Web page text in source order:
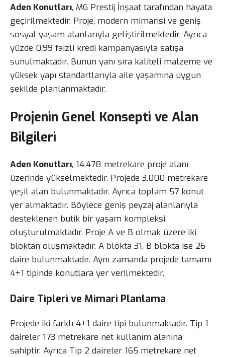
Aden Konutları, MG Prestij İnşaat tarafından hayata
geçirilmektedir. Proje, modern mimarisi ve geniş
sosyal yaşam alanlarıyla geliştirilmektedir. Ayrıca
yüzde 0,99 faizli kredi kampanyasıyla satışa
sunulmaktadır. Bunun yanı sıra kaliteli malzeme ve
yüksek yapı standartlarıyla aile yaşamına uygun
şekilde planlanmaktadır.
Projenin Genel Konsepti ve Alan
Bilgileri
Aden Konutları, 14.478 metrekare proje alanı
üzerinde yükselmektedir. Projede 3.000 metrekare
yeşil alan bulunmaktadır. Ayrıca toplam 57 konut
yer almaktadır. Böylece geniş peyzaj alanlarıyla
desteklenen butik bir yaşam kompleksi
oluşturulmaktadır. Proje A ve B olmak üzere iki
bloktan oluşmaktadır. A blokta 31, B blokta ise 26
daire bulunmaktadır. Aynı zamanda projede tamamı
4+1 tipinde konutlara yer verilmektedir.
Daire Tipleri ve Mimari Planlama
Projede iki farklı 4+1 daire tipi bulunmaktadır. Tip 1
daireler 173 metrekare net kullanım alanına
sahiptir. Ayrıca Tip 2 daireler 165 metrekare net